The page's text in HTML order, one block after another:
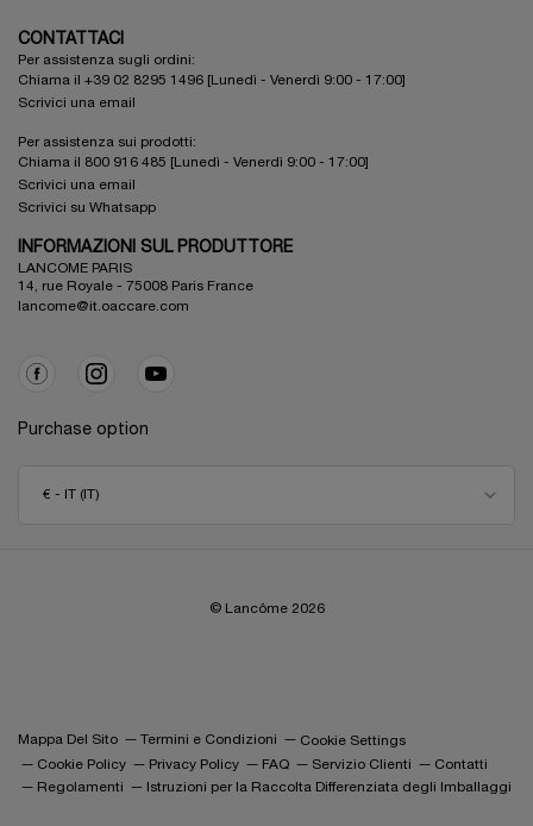
CONTATTACI
Per assistenza sugli ordini:
Chiama il +39 02 8295 1496 [Lunedì - Venerdì 9:00 - 17:00]
Scrivici una email
Per assistenza sui prodotti:
Chiama il 800 916 485 [Lunedì - Venerdì 9:00 - 17:00]
Scrivici una email
Scrivici su Whatsapp
INFORMAZIONI SUL PRODUTTORE
LANCOME PARIS
14, rue Royale - 75008 Paris France
lancome@it.oaccare.com
Purchase option
€ - IT (IT)
© Lancôme 2026
Mappa Del Sito Termini e Condizioni
Cookie Settings
Cookie Policy
Privacy Policy FAQ Servizio Clienti
Contatti
Regolamenti
Istruzioni per la Raccolta Differenziata degli Imballaggi